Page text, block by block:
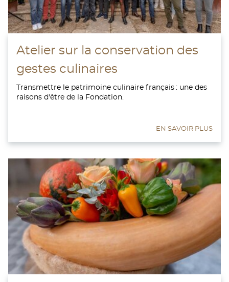
Atelier sur la conservation des
gestes culinaires
Transmettre le patrimoine culinaire français : une des
raisons d'être de la Fondation.
EN SAVOIR PLUS